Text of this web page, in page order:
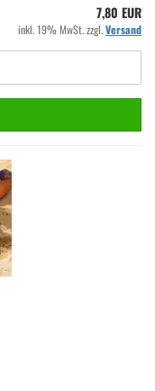
7,80 EUR
inkl. 19% MwSt. zzgl.Versand